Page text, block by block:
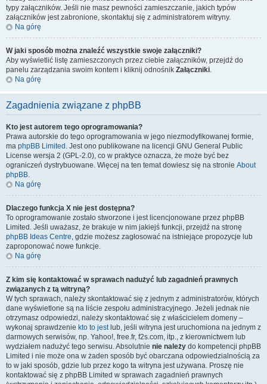
typy załączników. Jeśli nie masz pewności zamieszczanie, jakich typów
załączników jest zabronione, skontaktuj się z administratorem witryny.
Na górę
W jaki sposób można znaleźć wszystkie swoje załączniki?
Aby wyświetlić listę zamieszczonych przez ciebie załączników, przejdź do
panelu zarządzania swoim kontem i kliknij odnośnik Załączniki.
Na górę
Zagadnienia związane z phpBB
Kto jest autorem tego oprogramowania?
Prawa autorskie do tego oprogramowania w jego niezmodyfikowanej formie,
ma phpBB Limited . Jest ono publikowane na licencji GNU General Public
License wersja 2 (GPL-2.0), co w praktyce oznacza, że może być bez
ograniczeń dystrybuowane. Więcej na ten temat dowiesz się na stronie About
phpBB.
Na górę
Dlaczego funkcja X nie jest dostępna?
To oprogramowanie zostało stworzone i jest licencjonowane przez phpBB
Limited. Jeśli uważasz, że brakuje w nim jakiejś funkcji, przejdź na stronę
phpBB Ideas Centre, gdzie możesz zagłosować na istniejące propozycje lub
zaproponować nowe funkcje.
Na górę
Z kim się kontaktować w sprawach nadużyć lub zagadnień prawnych
związanych z tą witryną?
W tych sprawach, należy skontaktować się z jednym z administratorów, których
dane wyświetlone są na liście zespołu administracyjnego. Jeżeli jednak nie
otrzymasz odpowiedzi, należy skontaktować się z właścicielem domeny –
wykonaj sprawdzenie kto to jestlub, jeśli witryna jest uruchomiona na jednym z
darmowych serwisów, np. Yahoo!, free.fr, f2s.com, itp., z kierownictwem lub
wydziałem nadużyć tego serwisu. Absolutnie nie należy do kompetencji phpBB
Limited i nie może ona w żaden sposób być obarczana odpowiedzialnością za
to w jaki sposób, gdzie lub przez kogo ta witryna jest używana. Proszę nie
kontaktować się z phpBB Limited w sprawach zagadnień prawnych